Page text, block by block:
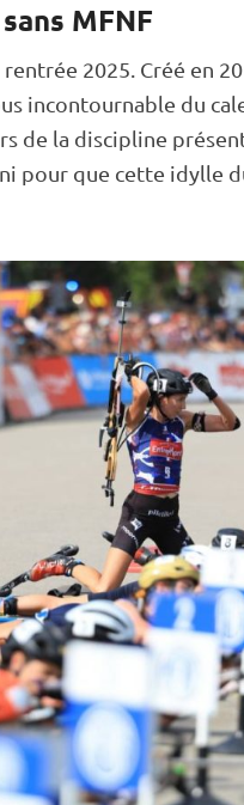
MFNF
2025. Créé en
incontournable du
de la discipline
pour que cette idylle